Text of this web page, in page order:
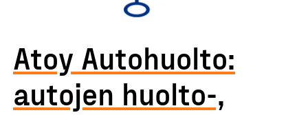
Atoy Autohuolto:
autojen huolto-,